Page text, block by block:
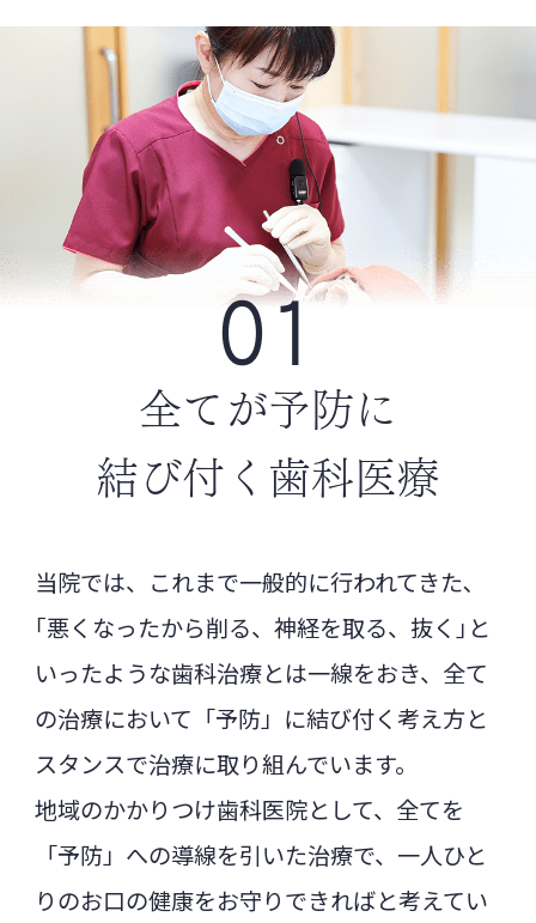
（土）
日・祝休診
休業期間中は、急患対応や通常の診療は行
っておりませんので、何卒ご了承ください
ますようお願い申し上げます。
休業明けは通常通り診療を再開いたしま
す。
休業期間中に緊急のご用件がございました
ら、道北口腔保健センター【0166-22-
】をご利用ください。
皆様にはご不便をおかけいたしますが、何
卒ご理解とご協力を賜りますようお願い申
し上げます。
武蔵デンタルクリニック
院長 武蔵 章
目11-39
電話: 0166-37-6340
2025.02.14
診療時間変更のお知らせ
平素より武蔵デンタルクリニックをご利用
いただき、誠にありがとうございます。
この度、当医院の診療時間を以下の通り変
更させていただくこととなりましたので、
お知らせいたします。
【新しい診療時間】
01
全てが予防に
結び付く歯科医療
当院では、これまで一般的に行われてきた､
｢悪くなったから削る、神経を取る、抜く｣と
いったような歯科治療とは一線をおき、全て
の治療において「予防」に結び付く考え方と
スタンスで治療に取り組んでいます。
地域のかかりつけ歯科医院として、全てを
「予防」への導線を引いた治療で、一人ひと
りのお口の健康をお守りできればと考えてい